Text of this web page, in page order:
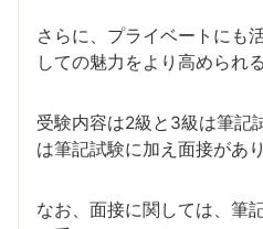
さらに、プライベートにも
しての魅力をより高められ
受験内容は2級と3級は筆記
は筆記試験に加え面接があり
なお、面接に関しては、筆